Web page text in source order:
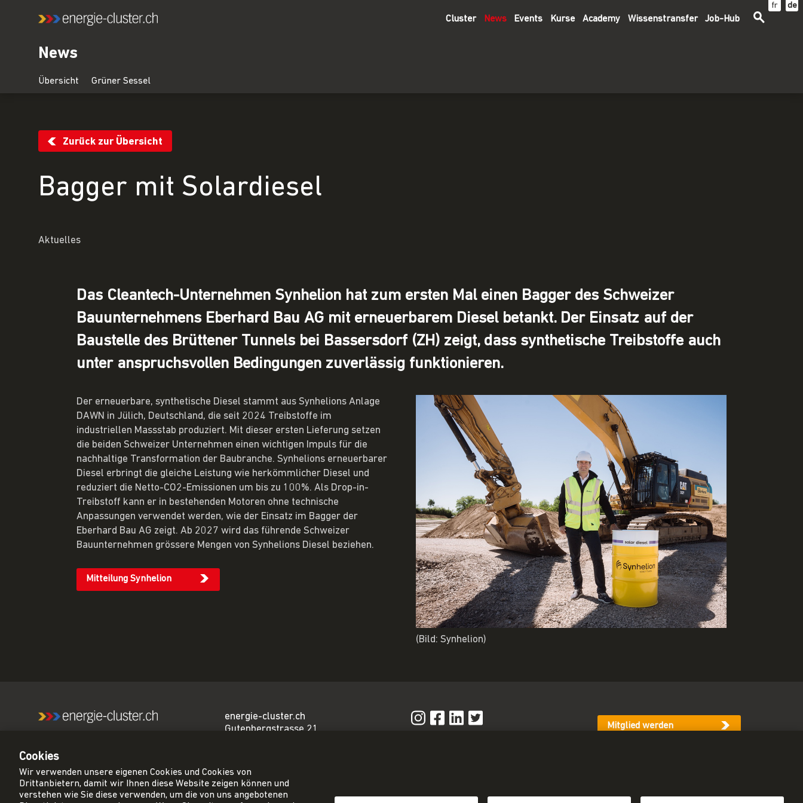
Cluster News Events Kurse Academy Wissenstransfer Job-Hub
News
fr de
Zurück zur Übersicht
Bagger mit Solardiesel
Aktuelles
Das Cleantech-Unternehmen Synhelion hat zum ersten Mal einen Bagger des Schweizer
Bauunternehmens Eberhard Bau AG mit erneuerbarem Diesel betankt. Der Einsatz auf der
Baustelle des Brüttener Tunnels bei Bassersdorf (ZH) zeigt, dass synthetische Treibstoffe auch
unter anspruchsvollen Bedingungen zuverlässig funktionieren.
Der erneuerbare, synthetische Diesel stammt aus Synhelions Anlage
DAWN in Jülich, Deutschland, die seit 2024 Treibstoffe im
industriellen Massstab produziert. Mit dieser ersten Lieferung setzen
die beiden Schweizer Unternehmen einen wichtigen Impuls für die
nachhaltige Transformation der Baubranche. Synhelions erneuerbarer
Diesel erbringt die gleiche Leistung wie herkömmlicher Diesel und
reduziert die Netto-CO2-Emissionen um bis zu 100%. Als Drop-in-
Treibstoff kann er in bestehenden Motoren ohne technische
Anpassungen verwendet werden, wie der Einsatz im Bagger der
Eberhard Bau AG zeigt. Ab 2027 wird das führende Schweizer
Bauunternehmen grössere Mengen von Synhelions Diesel beziehen.
Mitteilung Synhelion
(Bild: Synhelion)
Netzwerk für eine CO₂-
energie-cluster.ch
Gutenbergstrasse 21
sekretariat@energie-
cluster.ch
+41 31 381 24 80
Mitglied werden
Cookies
Wir verwenden unsere eigenen Cookies und Cookies von
Drittanbietern, damit wir Ihnen diese Website zeigen können und
verstehen wie Sie diese verwenden, um die von uns angebotenen